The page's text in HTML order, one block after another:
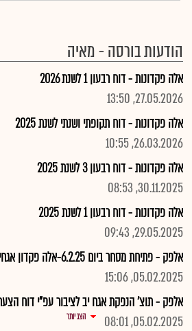
הודעות בורסה - מאיה
אלה פקדונות - דוח רבעון 1 לשנת 2026
27.05.2026, 13:50
אלה פקדונות - דוח תקופתי ושנתי לשנת 2025
26.03.2026, 10:55
אלה פקדונות - דוח רבעון 3 לשנת 2025
30.11.2025, 08:53
אלה פקדונות - דוח רבעון 1 לשנת 2025
29.05.2025, 09:43
אלפק - פתיחת מסחר ביום 6.2.25-אלה פקדון אגחיב
05.02.2025, 15:06
אלפק - תוצ' הנפקת אגח יב לציבור עפ"י דוח הצעת
05.02.2025, 08:01
הצג יותר